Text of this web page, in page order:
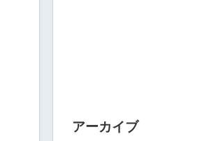
アーカイブ